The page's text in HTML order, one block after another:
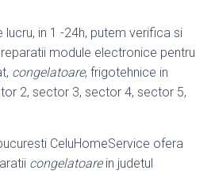
lucru, in 1 -24h, putem verifica si
module electronice pentru
congelatoare, frigotehnice in
2, sector 3, sector 4, sector 5,
CeluHomeService ofera
congelatoarein judetul